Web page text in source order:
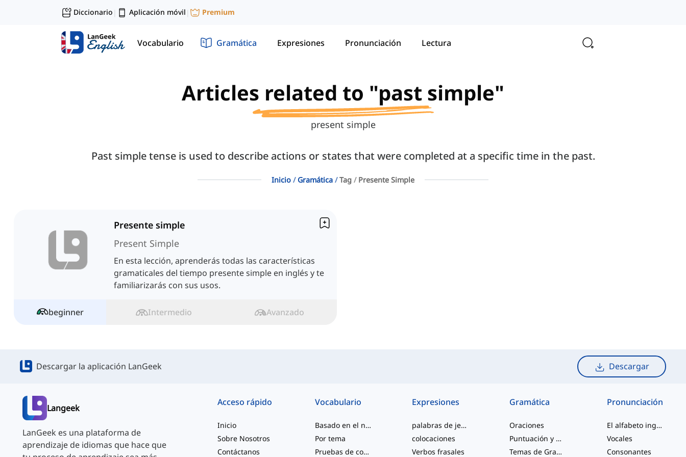
Diccionario | Aplicación móvil | Premium
Vocabulario Gramática Expresiones Pronunciación Lectura
Articles related to "past simple"
present simple
Past simple tense is used to describe actions or states that were completed at a specific time in the past.
Inicio Gramática Tag Presente Simple
Presente simple
Present Simple
En esta lección, aprenderás todas las características
gramaticales del tiempo presente simple en inglés y te
familiarizarás con sus usos.
beginner Intermedio Avanzado
Descargar la aplicación LanGeek Descargar
Langeek
LanGeek es una plataforma de
aprendizaje de idiomas que hace que
Acceso rápido
Inicio
Sobre Nosotros
Contáctanos
Vocabulario
Basado en el nivel
Por tema
Pruebas de competencia
Expresiones
palabras de jerga
colocaciones
Verbos frasales
Gramática
Oraciones
Puntuación y Ortografía
Temas de Gramática Varios
Pronunciación
El alfabeto inglés
Vocales
Consonantes